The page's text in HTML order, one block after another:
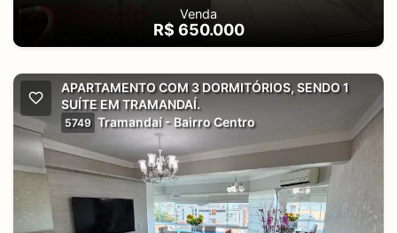
Venda
R$ 650.000
APARTAMENTO COM 3 DORMITÓRIOS, SENDO 1
SUÍTE EM TRAMANDAÍ.
5749 Tramandaí - Bairro Centro